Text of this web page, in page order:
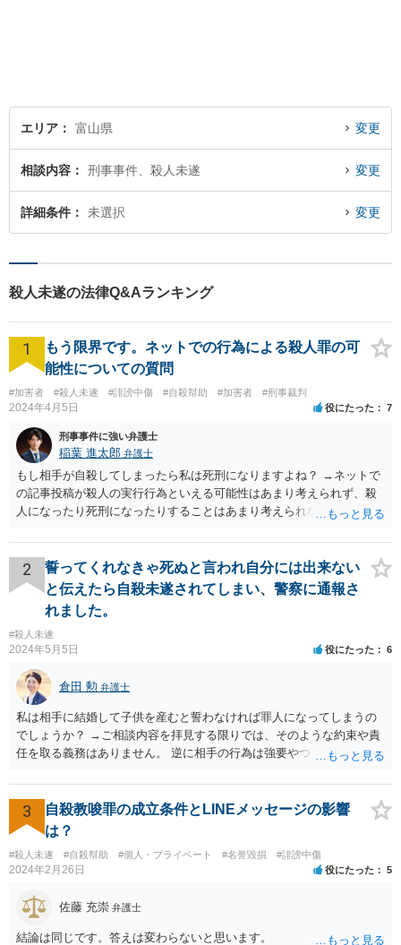
エリア 富山県 変更
相談内容 刑事事件、殺人未遂 変更
詳細条件 未選択 変更
殺人未遂の法律Q&Aランキング
1
もう限界です。ネットでの行為による殺人罪の可
能性についての質問
#加害者 #殺人未遂 #誹謗中傷 #自殺幇助 #加害者 #刑事裁判
2024年4月5日 役にたった 7
刑事事件に強い弁護士
稲葉 進太郎 弁護士
もし相手が自殺してしまったら私は死刑になりますよね？ →ネットで
の記事投稿が殺人の実行行為といえる可能性はあまり考えられず、殺
人になったり死刑になったりすることはあまり考えられないように思
2
誓ってくれなきゃ死ぬと言われ自分には出来ない
と伝えたら自殺未遂されてしまい、警察に通報さ
れました。
#殺人未遂
2024年5月5日 役にたった 6
倉田 勲 弁護士
私は相手に結婚して子供を産むと誓わなければ罪人になってしまうの
でしょうか？ →ご相談内容を拝見する限りでは、そのような約束や責
任を取る義務はありません。 逆に相手の行為は強要やつきまとい行為
あなたの側も警察にご相談された方がいいでしょう。
3
自殺教唆罪の成立条件とLINEメッセージの影響
は？
#殺人未遂 #自殺幇助 #個人・プライベート #名誉毀損 #誹謗中傷
2024年2月26日 役にたった 5
佐藤 充崇 弁護士
結論は同じです。答えは変わらないと思います。